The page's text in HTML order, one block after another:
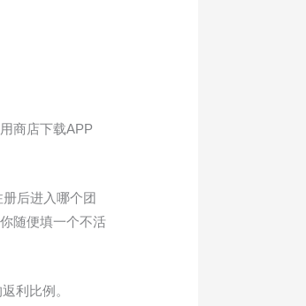
商店下载APP
后进入哪个团
随便填一个不活
利比例。